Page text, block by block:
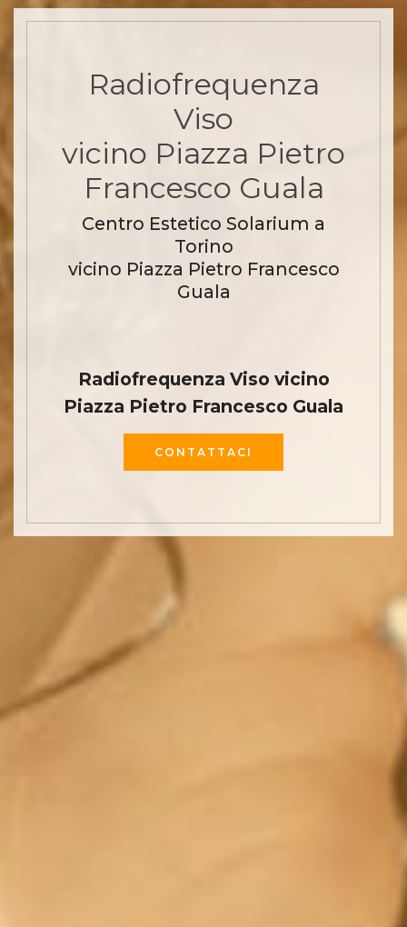
Radiofrequenza
Viso
vicino Piazza Pietro
Francesco Guala
Centro Estetico Solarium a
Torino
vicino Piazza Pietro Francesco
Guala
Radiofrequenza Viso vicino
Piazza Pietro Francesco Guala
CONTATTACI